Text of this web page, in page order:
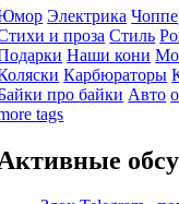
Электрика
и проза Стиль
Наши кони
Карбюраторы
про байки Авто
tags